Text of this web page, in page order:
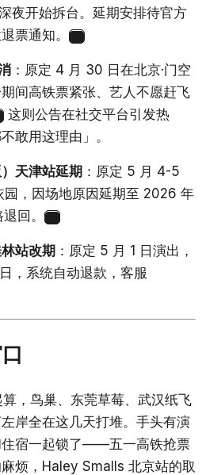
夜开始拆台。延期安排待官方
票通知。
：原定 4 月 30 日在北京·门空
间高铁票紧张、艺人不愿赶飞
这则公告在社交平台引发热
敢用这理由」。
天津站延期 ：原定 5 月 4-5
园，因场地原因延期至 2026 年
回。
站改期 ：原定 5 月 1 日演出，
，系统自动退款，客服
，鸟巢、东莞草莓、武汉纸飞
岸全在这几天打堆。手头有演
住宿一起锁了——五一高铁抢票
烦，Haley Smalls 北京站的取